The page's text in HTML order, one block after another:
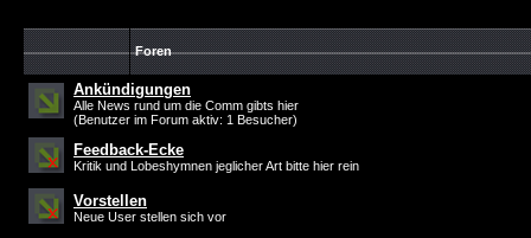
Foren
Ankündigungen
Alle News rund um die Comm gibts hier
(Benutzer im Forum aktiv: 1 Besucher)
Feedback-Ecke
Kritik und Lobeshymnen jeglicher Art bitte hier rein
Vorstellen
Neue User stellen sich vor